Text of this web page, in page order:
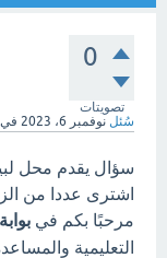
0
تصويتات
سُئل نوفمبر 6، 2023
مرحبًا بكم في
التعليمية